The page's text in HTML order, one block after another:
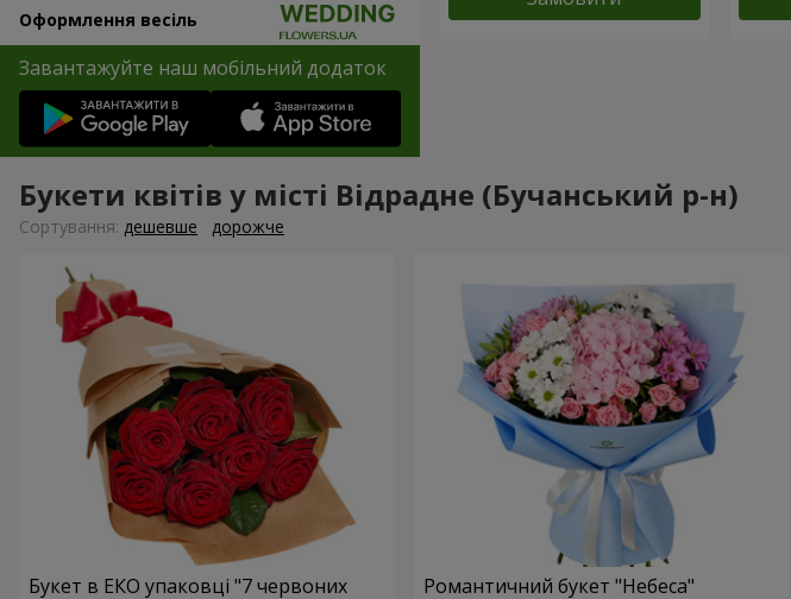
Оформлення весіль
Завантажуйте наш мобільний додаток
Букети квітів у місті Відрадне (Бучанський р-н)
Сортування: дешевше дорожче
Букет в ЕКО упаковці "7 червоних Романтичний букет "Небеса"